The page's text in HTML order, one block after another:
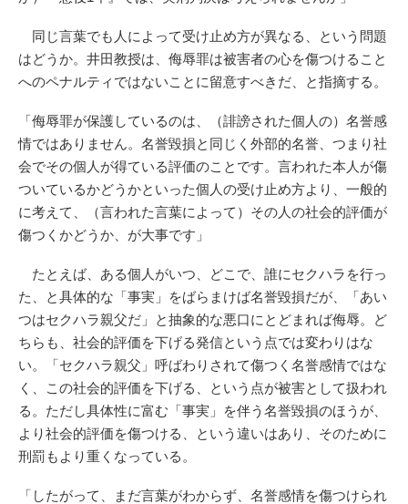
同じ言葉でも人によって受け止め方が異なる、という問題
はどうか。井田教授は、侮辱罪は被害者の心を傷つけること
へのペナルティではないことに留意すべきだ、と指摘する。
「侮辱罪が保護しているのは、（誹謗された個人の）名誉感
情ではありません。名誉毀損と同じく外部的名誉、つまり社
会でその個人が得ている評価のことです。言われた本人が傷
ついているかどうかといった個人の受け止め方より、一般的
に考えて、（言われた言葉によって）その人の社会的評価が
傷つくかどうか、が大事です」
たとえば、ある個人がいつ、どこで、誰にセクハラを行っ
た、と具体的な「事実」をばらまけば名誉毀損だが、「あい
つはセクハラ親父だ」と抽象的な悪口にとどまれば侮辱。ど
ちらも、社会的評価を下げる発信という点では変わりはな
い。「セクハラ親父」呼ばわりされて傷つく名誉感情ではな
く、この社会的評価を下げる、という点が被害として扱われ
る。ただし具体性に富む「事実」を伴う名誉毀損のほうが、
より社会的評価を傷つける、という違いはあり、そのために
刑罰もより重くなっている。
「したがって、まだ言葉がわからず、名誉感情を傷つけられ